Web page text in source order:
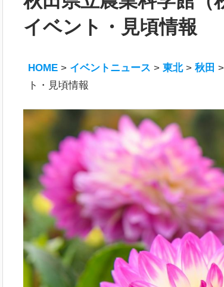
イベント・見頃情報
HOME > イベントニュース >東北>秋田
ト・見頃情報